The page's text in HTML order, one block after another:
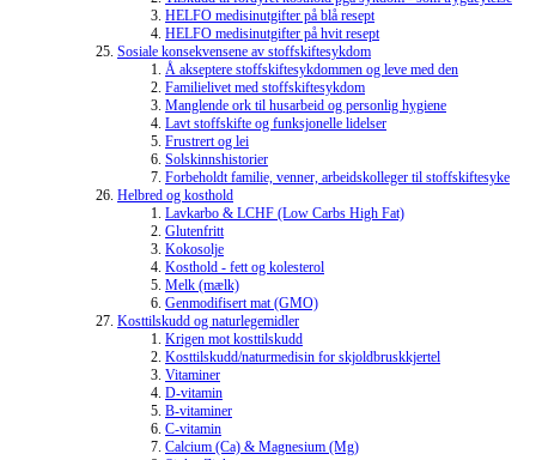
HELFO medisinutgifter på blå resept
HELFO medisinutgifter på hvit resept
Sosiale konsekvensene av stoffskiftesykdom
Å akseptere stoffskiftesykdommen og leve med den
Familielivet med stoffskiftesykdom
Manglende ork til husarbeid og personlig hygiene
Lavt stoffskifte og funksjonelle lidelser
Frustrert og lei
Solskinnshistorier
Forbeholdt familie, venner, arbeidskolleger til stoffskiftesyke
Helbred og kosthold
Lavkarbo & LCHF (Low Carbs High Fat)
Glutenfritt
Kokosolje
Kosthold - fett og kolesterol
Melk (mælk)
Genmodifisert mat (GMO)
Kosttilskudd og naturlegemidler
Krigen mot kosttilskudd
Kosttilskudd/naturmedisin for skjoldbruskkjertel
Vitaminer
D-vitamin
B-vitaminer
C-vitamin
Calcium (Ca) & Magnesium (Mg)